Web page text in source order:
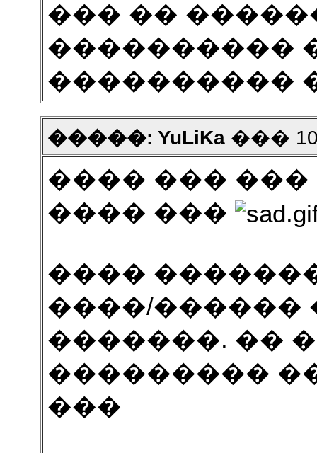
��� ��
����������
����������
�����: YuLiKa��� 10
���� ���
���� ���
����
����/������
�������. ��
���������
���